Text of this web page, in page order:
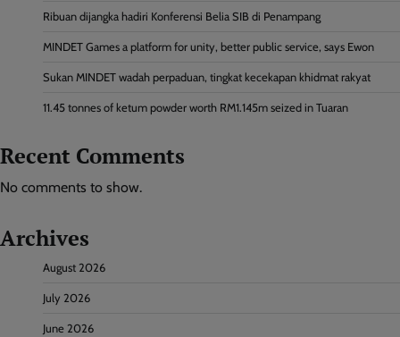
Ribuan dijangka hadiri Konferensi Belia SIB di Penampang
MINDET Games a platform for unity, better public service, says Ewon
Sukan MINDET wadah perpaduan, tingkat kecekapan khidmat rakyat
11.45 tonnes of ketum powder worth RM1.145m seized in Tuaran
Recent Comments
No comments to show.
Archives
August 2026
July 2026
June 2026